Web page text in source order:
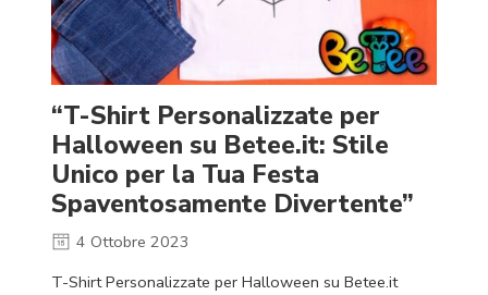
“T-Shirt Personalizzate per
Halloween su Betee.it: Stile
Unico per la Tua Festa
Spaventosamente Divertente”
4 Ottobre 2023
T-Shirt Personalizzate per Halloween su Betee.it